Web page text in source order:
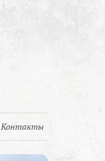
Контакты